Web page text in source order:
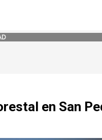
en San